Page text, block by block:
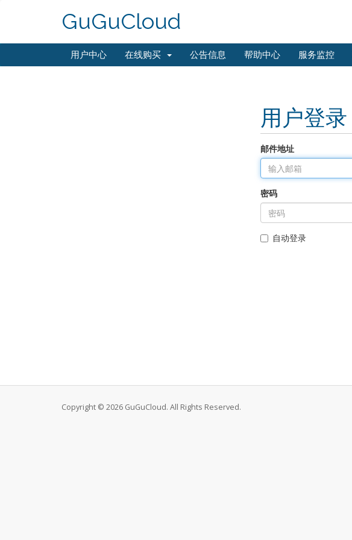
GuGuCloud
用户中心 在线购买 公告信息 帮助中心 服务监控
用户登录
邮件地址
密码
自动登录
Copyright © 2026 GuGuCloud. All Rights Reserved.